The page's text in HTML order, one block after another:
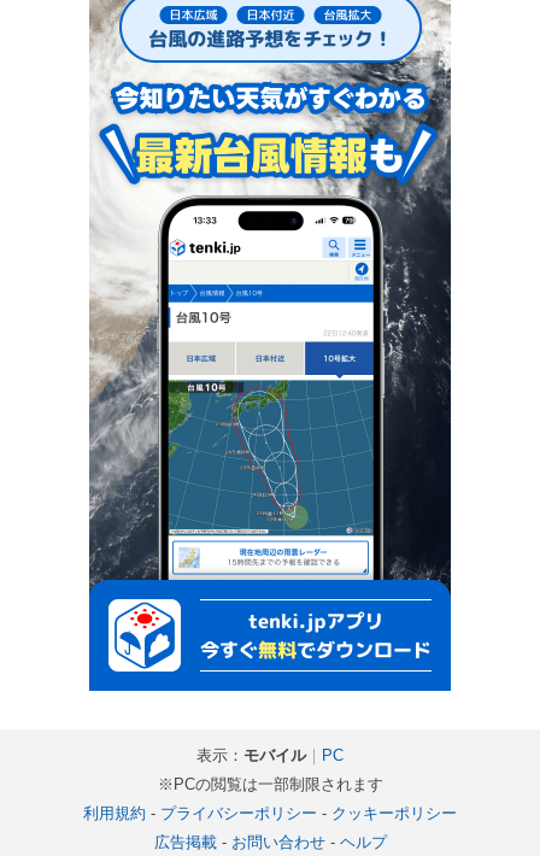
表示： モバイル｜ PC
※PCの閲覧は一部制限されます
利用規約 - プライバシーポリシー - クッキーポリシー
広告掲載- お問い合わせ- ヘルプ